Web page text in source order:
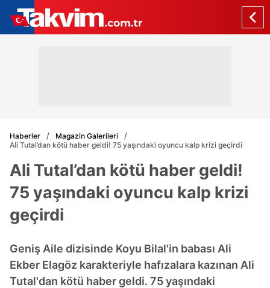
Haberler
Magazin Galerileri
Ali Tutal’dan kötü haber geldi! 75 yaşındaki oyuncu kalp krizi geçirdi
Ali Tutal’dan kötü haber geldi!
75 yaşındaki oyuncu kalp krizi
geçirdi
Geniş Aile dizisinde Koyu Bilal'in babası Ali
Ekber Elagöz karakteriyle hafızalara kazınan Ali
Tutal'dan kötü haber geldi. 75 yaşındaki